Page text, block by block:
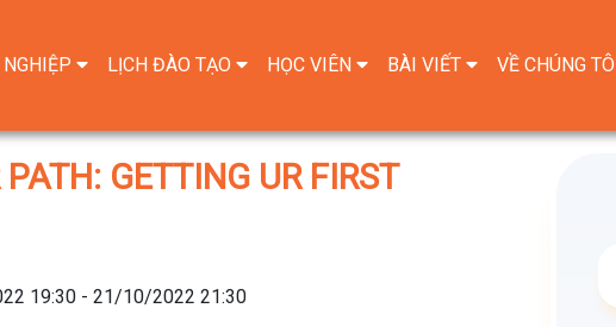
LỊCH ĐÀO TẠO HỌC VIÊN BÀI VIẾT VỀ CHÚNG TÔI
GETTING UR FIRST
19:30 - 21/10/2022 21:30